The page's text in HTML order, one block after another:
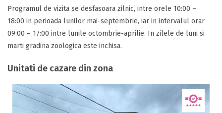
Programul de vizita se desfasoara zilnic, intre orele 10:00 –
18:00 in perioada lunilor mai-septembrie, iar in intervalul orar
09:00 – 17:00 intre lunile octombrie-aprilie. In zilele de luni si
marti gradina zoologica este inchisa.
Unitati de cazare din zona